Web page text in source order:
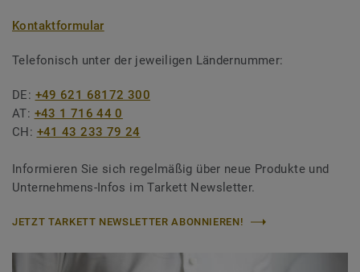
Kontaktformular
Telefonisch unter der jeweiligen Ländernummer:
DE: +49 621 68172 300
AT: +43 1 716 44 0
CH: +41 43 233 79 24
Informieren Sie sich regelmäßig über neue Produkte und
Unternehmens-Infos im Tarkett Newsletter.
JETZT TARKETT NEWSLETTER ABONNIEREN!